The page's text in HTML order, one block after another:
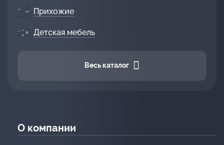
Прихожие
Детская мебель
Весь каталог
О компании